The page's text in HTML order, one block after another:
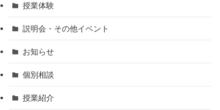
授業体験
説明会・その他イベント
お知らせ
個別相談
授業紹介